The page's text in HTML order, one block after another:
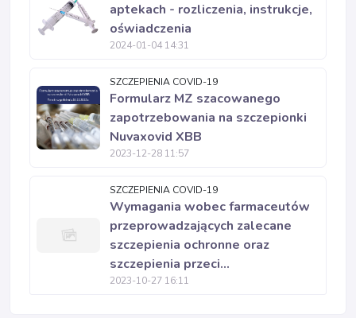
aptekach - rozliczenia, instrukcje,
oświadczenia
2024-01-04 14:31
SZCZEPIENIA COVID-19
Formularz MZ szacowanego
zapotrzebowania na szczepionki
Nuvaxovid XBB
2023-12-28 11:57
SZCZEPIENIA COVID-19
Wymagania wobec farmaceutów
przeprowadzających zalecane
szczepienia ochronne oraz
szczepienia przeci...
2023-10-27 16:11